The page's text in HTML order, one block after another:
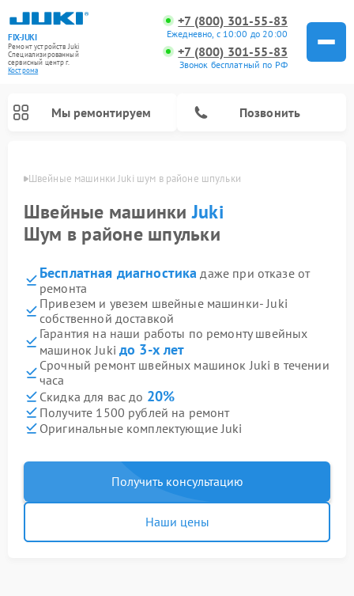
FIX-JUKI
Ремонт устройств Juki
Специализированный
cервисный центр г.
Кострома
+7 (800) 301-55-83
Ежедневно, с 10:00 до 20:00
+7 (800) 301-55-83
Звонок бесплатный по РФ
Мы ремонтируем Позвонить
Швейные машинки Juki шум в районе шпульки
Швейные машинкиJuki
Шум в районе шпульки
Бесплатная диагностика даже при отказе от
ремонта
Привезем и увезем швейные машинки- Juki
собственной доставкой
Гарантия на наши работы по ремонту швейных
машинок Juki до 3-х лет
Срочный ремонт швейных машинок Juki в течении
часа
Скидка для вас до 20%
Получите 1500 рублей на ремонт
Оригинальные комплектующие Juki
Получить консультацию
Наши цены